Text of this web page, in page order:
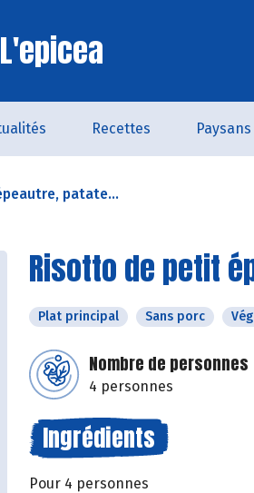
Recettes
patate...
Risotto de petit
Plat principal Sans porc
Nombre de personnes
4 personnes
Ingrédients
Pour 4 personnes